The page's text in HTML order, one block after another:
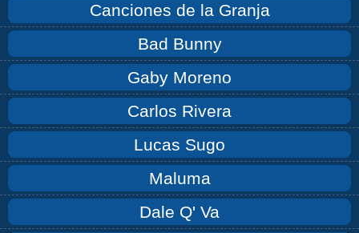
Canciones de la Granja
Bad Bunny
Gaby Moreno
Carlos Rivera
Lucas Sugo
Maluma
Dale Q' Va